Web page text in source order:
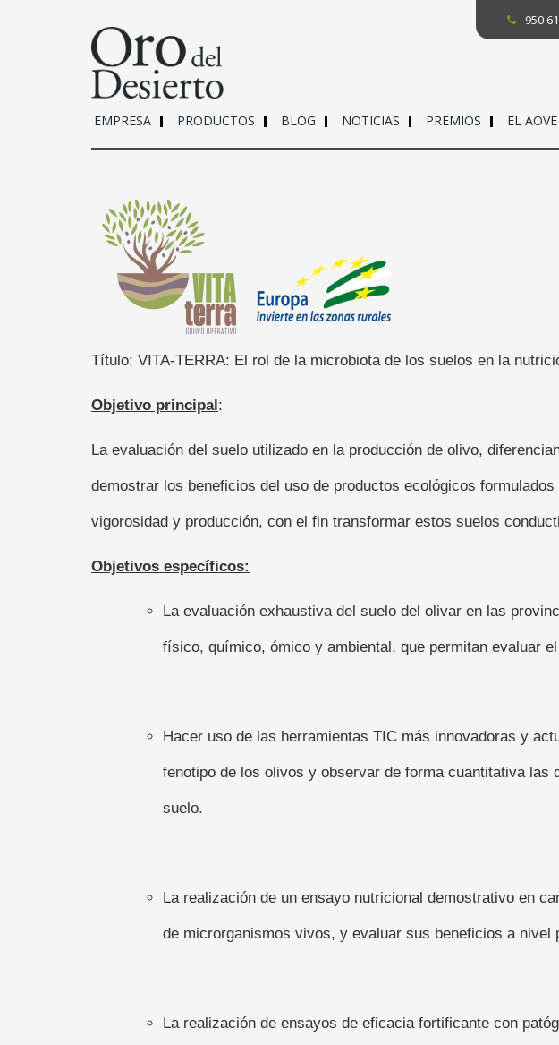
950
EMPRESA PRODUCTOS BLOG NOTICIAS PREMIOS EL AOVE
Título: VITA-TERRA: El rol de la microbiota de los suelos en la
Objetivo principal:
La evaluación del suelo utilizado en la producción de olivo,
demostrar los beneficios del uso de productos ecológicos
vigorosidad y producción, con el fin transformar estos suelos
Objetivos específicos:
La evaluación exhaustiva del suelo del olivar en las
físico, químico, ómico y ambiental, que permitan evaluar
Hacer uso de las herramientas TIC más innovadoras y
fenotipo de los olivos y observar de forma cuantitativa
suelo.
La realización de un ensayo nutricional demostrativo en
de microrganismos vivos, y evaluar sus beneficios a nivel
La realización de ensayos de eficacia fortificante con